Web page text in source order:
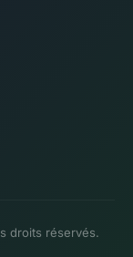
droits réservés.